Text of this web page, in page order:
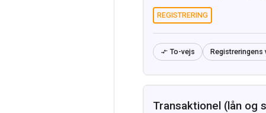
REGISTRERING
 To-vejs Registreringens
Transaktionel (lån og